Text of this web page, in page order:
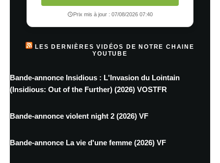
Prix mis à jour : 07/08/2026 07:40
LES DERNIÈRES VIDÉOS DE NOTRE CHAINE
YOUTUBE
Bande-annonce Insidious : L'Invasion du Lointain
(Insidious: Out of the Further) (2026) VOSTFR
Bande-annonce violent night 2 (2026) VF
Bande-annonce La vie d'une femme (2026) VF